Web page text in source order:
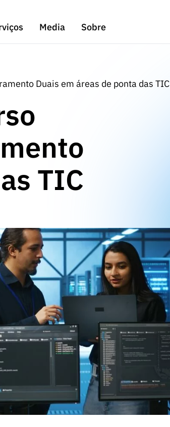
Media Sobre
Duais em áreas de ponta das TIC
TIC